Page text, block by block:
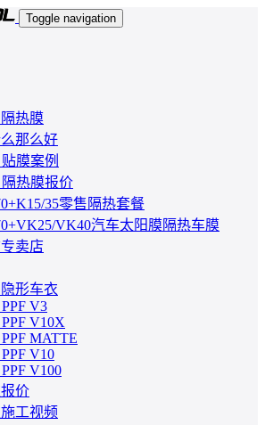
Toggle navigation
热膜
那么好
膜案例
热膜报价
35零售隔热套餐
VK40汽车太阳膜隔热车膜
卖店
形车衣
V3
V10X
MATTE
V10
V100
价
工视频